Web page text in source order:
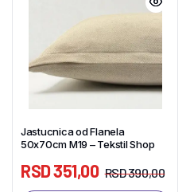
Jastucnica od Flanela
50x70cm M19 – Tekstil Shop
RSD390,00
RSD351,00